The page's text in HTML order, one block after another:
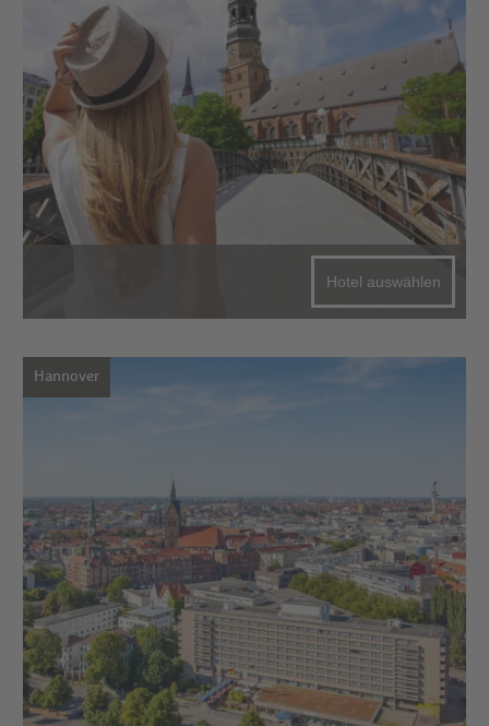
Hotel auswählen
Hannover